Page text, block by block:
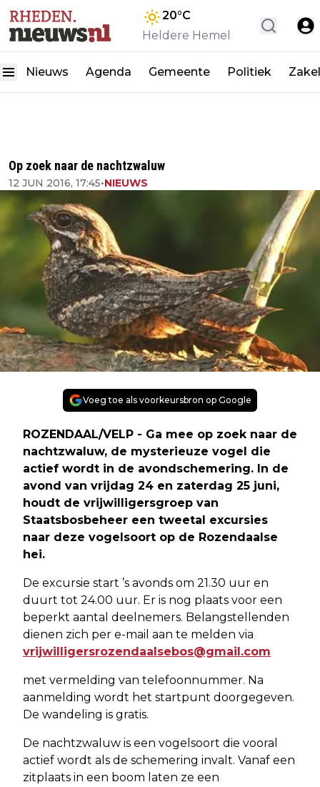
20°C
Heldere Hemel
Nieuws Agenda Gemeente Politiek
Op zoek naar de nachtzwaluw
12 JUN 2016, 17:45•NIEUWS
Voeg toe als voorkeursbron op Google
ROZENDAAL/VELP - Ga mee op zoek naar de
nachtzwaluw, de mysterieuze vogel die
actief wordt in de avondschemering. In de
avond van vrijdag 24 en zaterdag 25 juni,
houdt de vrijwilligersgroep van
Staatsbosbeheer een tweetal excursies
naar deze vogelsoort op de Rozendaalse
hei.
De excursie start ’s avonds om 21.30 uur en
duurt tot 24.00 uur. Er is nog plaats voor een
beperkt aantal deelnemers. Belangstellenden
dienen zich per e-mail aan te melden via
vrijwilligersrozendaalsebos@gmail.com
met vermelding van telefoonnummer. Na
aanmelding wordt het startpunt doorgegeven.
De wandeling is gratis.
De nachtzwaluw is een vogelsoort die vooral
actief wordt als de schemering invalt. Vanaf een
zitplaats in een boom laten ze een